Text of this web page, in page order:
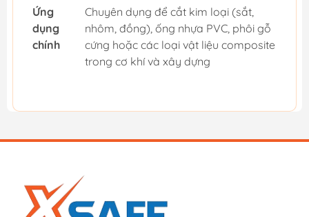
Ứng
dụng
chính
Chuyên dụng để cắt kim loại (sắt,
nhôm, đồng), ống nhựa PVC, phôi gỗ
cứng hoặc các loại vật liệu composite
trong cơ khí và xây dựng